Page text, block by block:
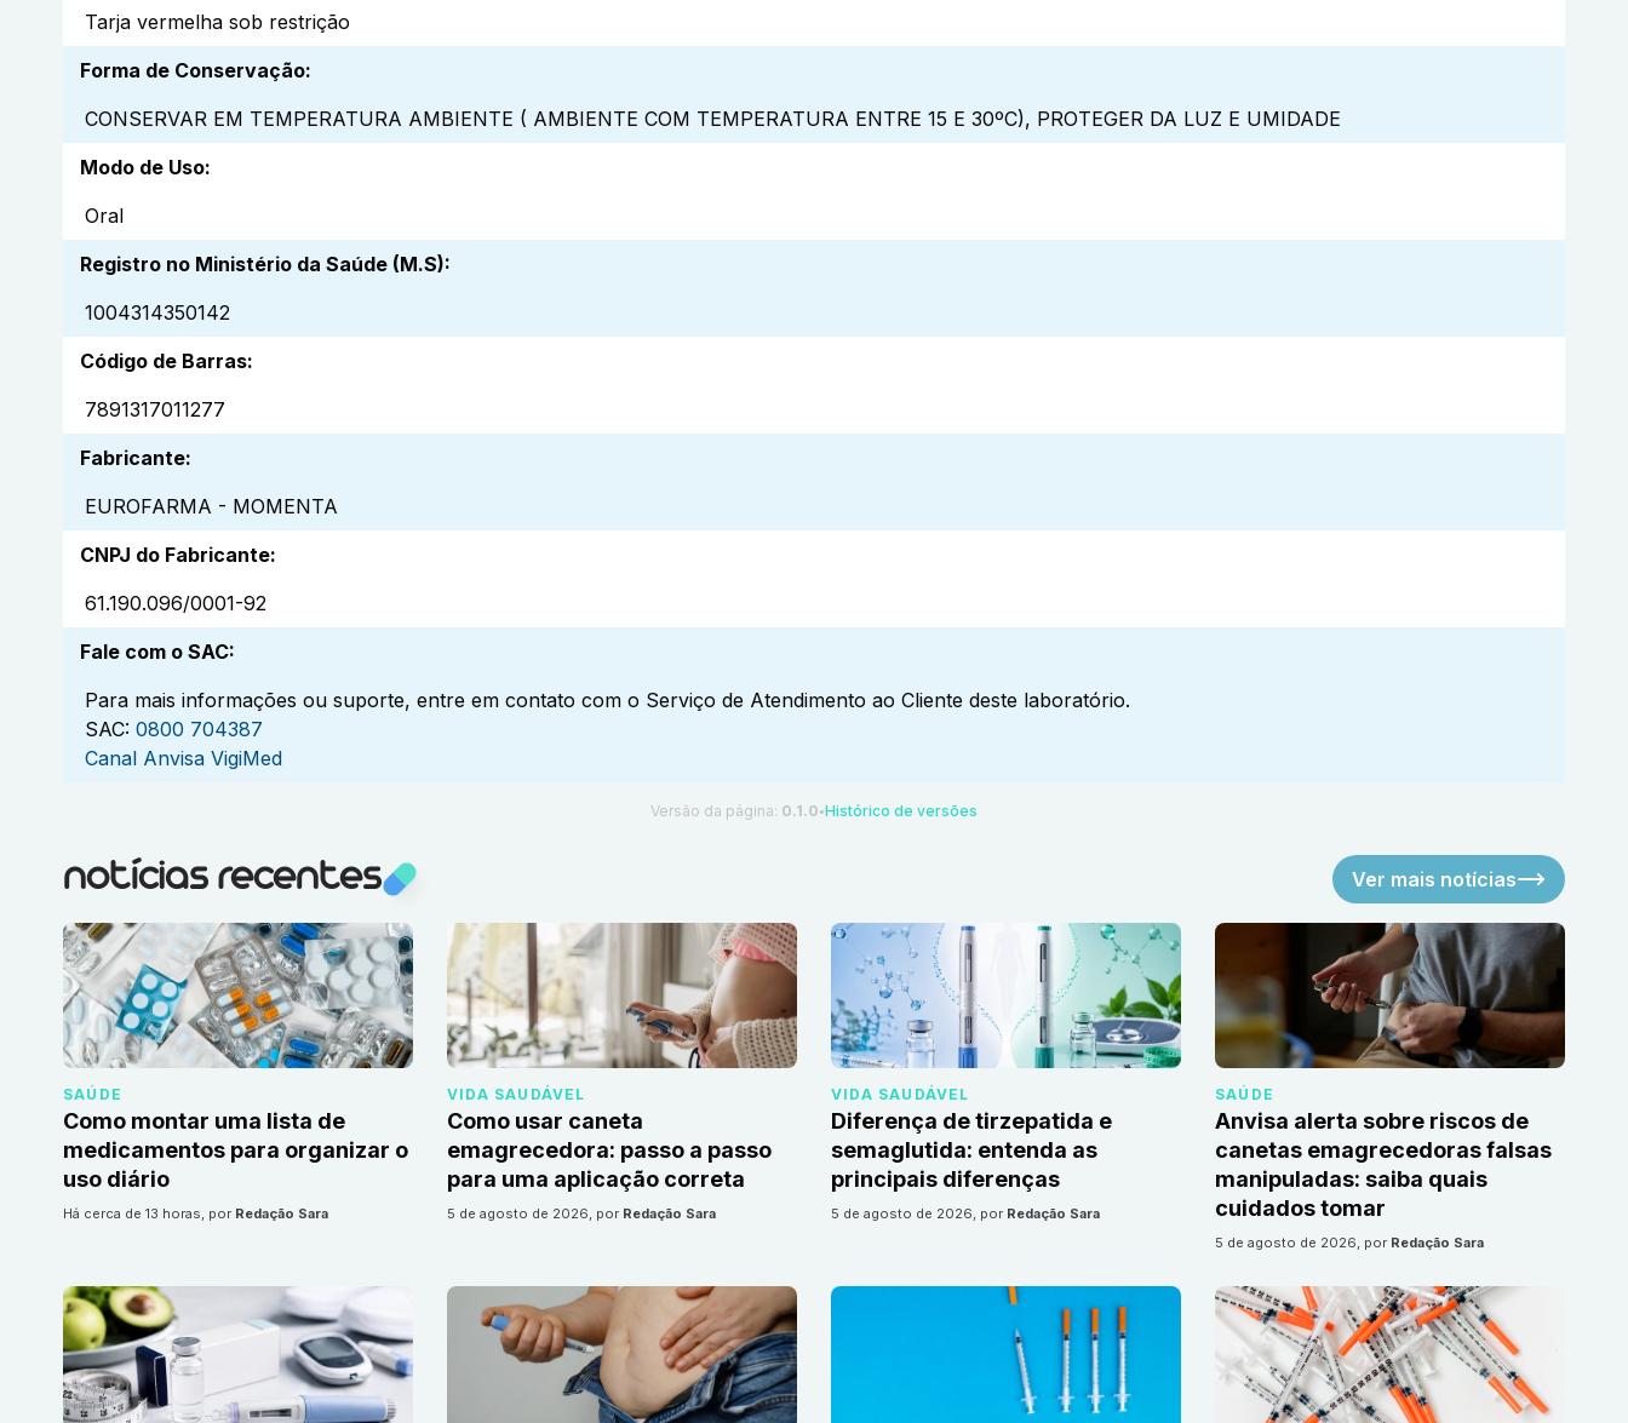
Tarja vermelha sob restrição
Forma de Conservação:
CONSERVAR EM TEMPERATURA AMBIENTE ( AMBIENTE COM TEMPERATURA ENTRE 15 E 30ºC), PROTEGER DA LUZ E UMIDADE
Modo de Uso:
Oral
Registro no Ministério da Saúde (M.S):
1004314350142
Código de Barras:
7891317011277
Fabricante:
EUROFARMA - MOMENTA
CNPJ do Fabricante:
61.190.096/0001-92
Fale com o SAC:
Para mais informações ou suporte, entre em contato com o Serviço de Atendimento ao Cliente deste laboratório.
SAC: 0800 704387
Canal Anvisa VigiMed
Versão da página: 0.1.0 ●Histórico de versões
notícias recentes Ver mais notícias
SAÚDE
Como montar uma lista de
medicamentos para organizar o
uso diário
há cerca de 13 horas, por Redação Sara
VIDA SAUDÁVEL
Como usar caneta
emagrecedora: passo a passo
para uma aplicação correta
5 de agosto de 2026, por Redação Sara
VIDA SAUDÁVEL
Diferença de tirzepatida e
semaglutida: entenda as
principais diferenças
5 de agosto de 2026, por Redação Sara
SAÚDE
Anvisa alerta sobre riscos de
canetas emagrecedoras falsas
manipuladas: saiba quais
cuidados tomar
5 de agosto de 2026, por Redação Sara